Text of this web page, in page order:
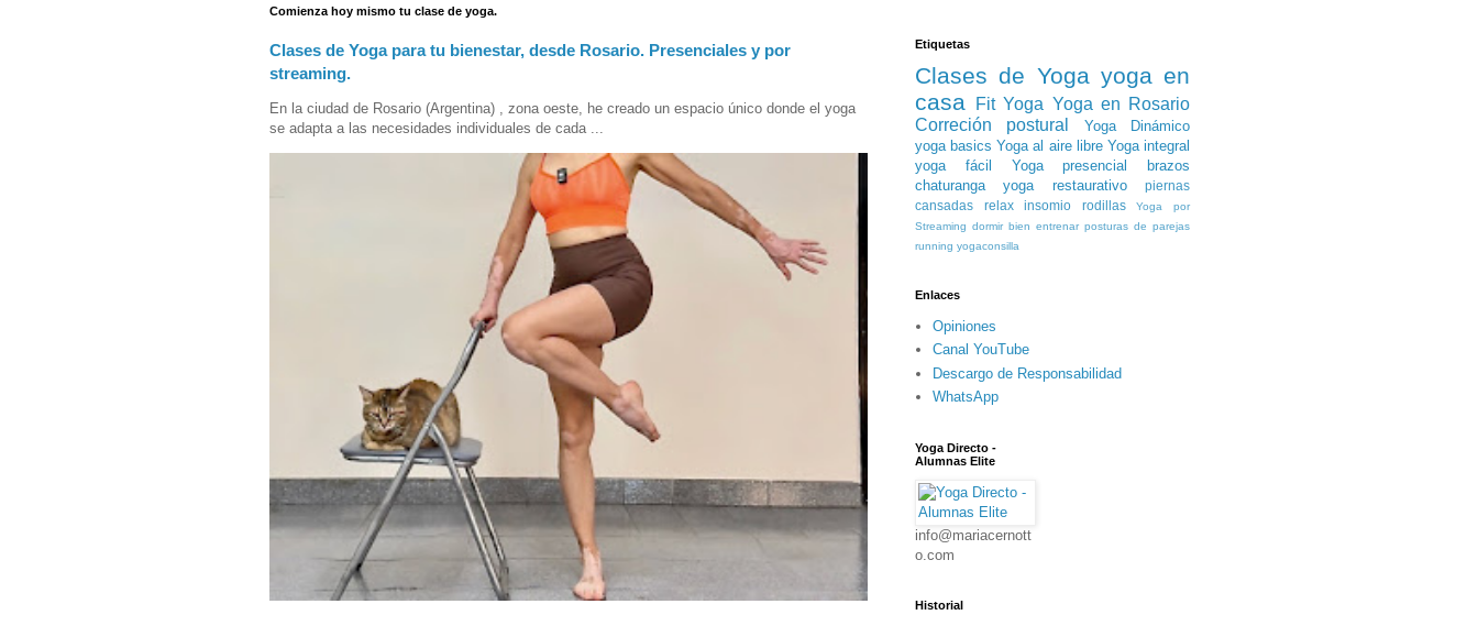
Comienza hoy mismo tu clase de yoga.
Clases de Yoga para tu bienestar, desde Rosario. Presenciales y por
streaming.
En la ciudad de Rosario (Argentina) , zona oeste, he creado un espacio único donde el yoga
se adapta a las necesidades individuales de cada ...
Etiquetas
Clases de Yoga yoga en
casa
Fit Yoga Yoga en Rosario
Correción postural
Yoga Dinámico
yoga basics Yoga al aire libre Yoga integral
yoga fácil
Yoga presencial
brazos
chaturanga
yoga restaurativo
piernas
cansadas
relax insomio rodillas
Yoga por
Streaming dormir bien entrenar posturas de parejas
running yogaconsilla
Enlaces
Opiniones
Canal YouTube
Descargo de Responsabilidad
WhatsApp
Yoga Directo -
Alumnas Elite
info@mariacernott
o.com
Historial